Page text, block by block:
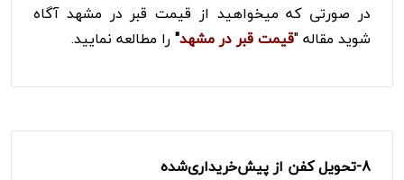
در صورتی که میخواهید از قیمت قبر در مشهد آگاه
شوید مقاله "قیمت قبر در مشهد"را مطالعه نمایید.
8- تحویل کفن از پیش‌خریداری‌شده